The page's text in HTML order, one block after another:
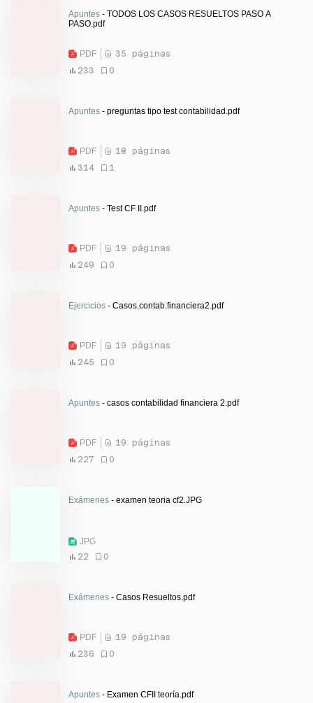
Apuntes - TODOS LOS CASOS RESUELTOS PASO A
PASO.pdf
PDF
35 páginas
233
0
Apuntes - preguntas tipo test contabilidad.pdf
PDF
18 páginas
314
1
Apuntes - Test CF II.pdf
PDF
19 páginas
249
0
Ejercicios - Casos.contab.financiera2.pdf
PDF
19 páginas
245
0
Apuntes - casos contabilidad financiera 2.pdf
PDF
19 páginas
227
0
Exámenes - examen teoria cf2.JPG
JPG
22
0
Exámenes - Casos Resueltos.pdf
PDF
19 páginas
236
0
Apuntes - Examen CFII teoría.pdf